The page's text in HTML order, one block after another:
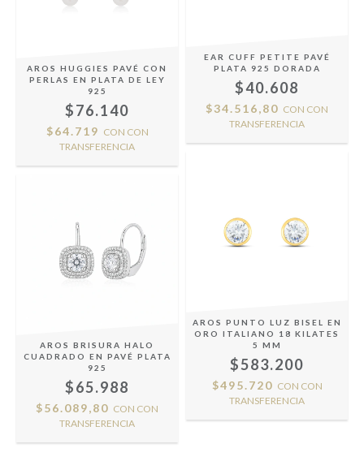
AROS HUGGIES PAVÉ CON
PERLAS EN PLATA DE LEY
925
$76.140
$64.719 CON CON
TRANSFERENCIA
EAR CUFF PETITE PAVÉ
PLATA 925 DORADA
$40.608
$34.516,80 CON CON
TRANSFERENCIA
AROS BRISURA HALO
CUADRADO EN PAVÉ PLATA
925
$65.988
$56.089,80 CON CON
TRANSFERENCIA
AROS PUNTO LUZ BISEL EN
ORO ITALIANO 18 KILATES
5 MM
$583.200
$495.720 CON CON
TRANSFERENCIA